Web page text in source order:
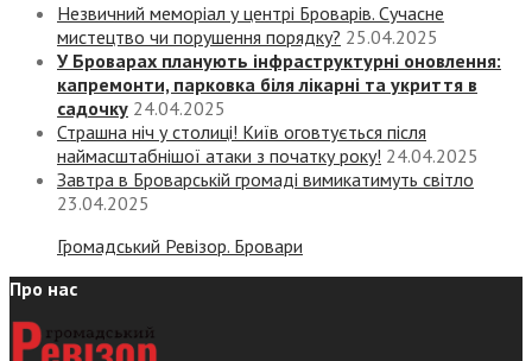
Незвичний меморіал у центрі Броварів. Сучасне
мистецтво чи порушення порядку? 25.04.2025
У Броварах планують інфраструктурні оновлення:
капремонти, парковка біля лікарні та укриття в
садочку 24.04.2025
Страшна ніч у столиці! Київ оговтується після
наймасштабнішої атаки з початку року! 24.04.2025
Завтра в Броварській громаді вимикатимуть світло
23.04.2025
Громадський Ревізор. Бровари
Про нас